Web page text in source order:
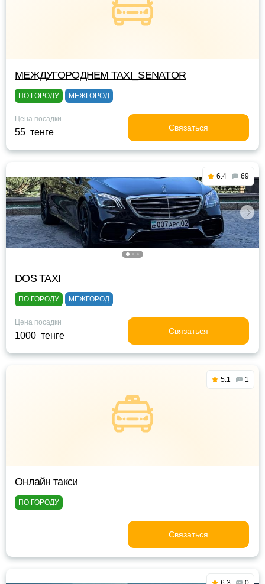
МЕЖДУГОРОДНЕМ TAXI_SENATOR
ПО ГОРОДУ МЕЖГОРОД
Цена посадки
55 тенге Связаться
6.4 69
DOS TAXI
ПО ГОРОДУ МЕЖГОРОД
Цена посадки
1000 тенге Связаться
5.1 1
Oнлайн такси
ПО ГОРОДУ
Связаться